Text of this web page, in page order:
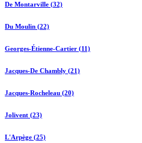
De Montarville (32)
Du Moulin (22)
Georges-Étienne-Cartier (11)
Jacques-De Chambly (21)
Jacques-Rocheleau (20)
Jolivent (23)
L'Arpège (25)